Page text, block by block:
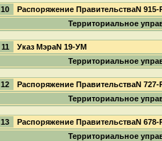
10
Распоряжение ПравительстваN 915-
Территориальное
11
Указ МэраN 19-УМ
Территориальное
12
Распоряжение ПравительстваN 727-
Территориальное
13
Распоряжение ПравительстваN 678-
Территориальное